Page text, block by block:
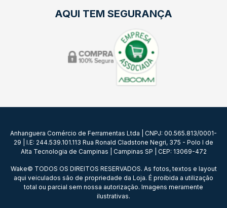
AQUI TEM SEGURANÇA
Anhanguera Comércio de Ferramentas Ltda | CNPJ: 00.565.813/0001-
29 | I.E: 244.539.101.113 Rua Ronald Cladstone Negri, 375 - Polo I de
Alta Tecnologia de Campinas | Campinas SP | CEP: 13069-472
Wake© TODOS OS DIREITOS RESERVADOS. As fotos, textos e layout
aqui veiculados são de propriedade da Loja. É proibida a utilização
total ou parcial sem nossa autorização. Imagens meramente
ilustrativas.